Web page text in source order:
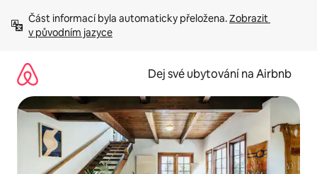
obsah
Část informací byla automaticky přeložena. Zobrazit
v původním jazyce
Dej své ubytování na Airbnb